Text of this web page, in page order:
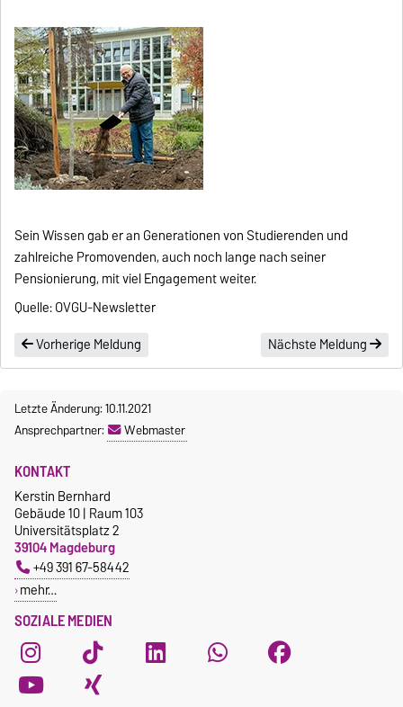
Sein Wissen gab er an Generationen von Studierenden und
zahlreiche Promovenden, auch noch lange nach seiner
Pensionierung, mit viel Engagement weiter.
Quelle: OVGU-Newsletter
Vorherige Meldung
Nächste Meldung
Letzte Änderung: 10.11.2021
Ansprechpartner:
Webmaster
SOZIALE MEDIEN
KONTAKT
Kerstin Bernhard
Gebäude 10 | Raum 103
Universitätsplatz 2
39104 Magdeburg
+49 391 67-58442
mehr…